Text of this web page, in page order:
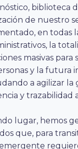
biblioteca
de nuestro
en todas
la
masivas
y la futura
a agilizar
y trazabilidad
lugar, hemos
que, para